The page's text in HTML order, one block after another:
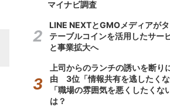
マイナビ調査
LINE NEXTとGMOメディアが
テーブルコインを活用したサー
と事業拡大へ
上司からのランチの誘いを断り
由 3位「情報共有を逃したく
「職場の雰囲気を悪くしたくな
は？